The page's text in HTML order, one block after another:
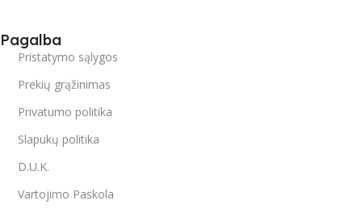
Pagalba
Pristatymo sąlygos
Prekių grąžinimas
Privatumo politika
Slapukų politika
D.U.K.
Vartojimo Paskola